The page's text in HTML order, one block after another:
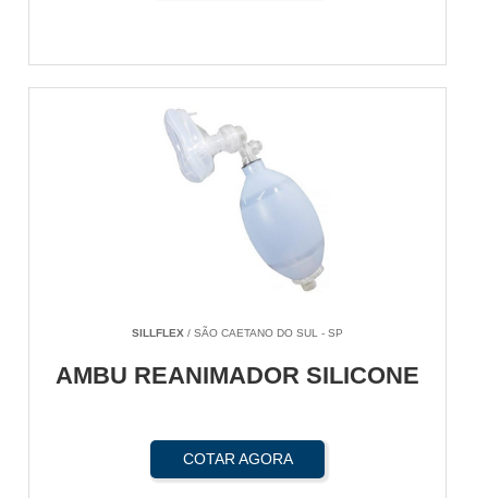
SILLFLEX / SÃO CAETANO DO SUL - SP
AMBU REANIMADOR SILICONE
COTAR AGORA